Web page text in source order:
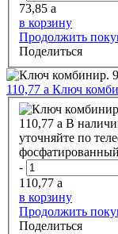
73,85 a
в корзину
Продолжить
Поделиться
110,77 a Ключ
110,77 a В
уточняйте по
-
110,77 a
в корзину
Продолжить
Поделиться